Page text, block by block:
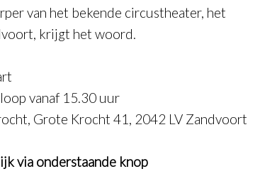
van het bekende circustheater, het
krijgt het woord.
vanaf 15.30 uur
Grote Krocht 41, 2042 LV Zandvoort
via onderstaande knop